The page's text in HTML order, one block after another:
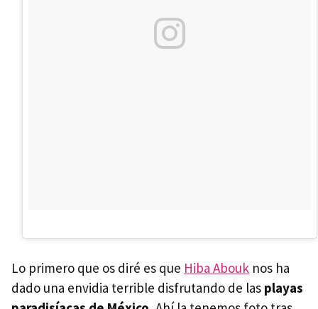
Lo primero que os diré es que Hiba Abouk nos ha
dado una envidia terrible disfrutando de las playas